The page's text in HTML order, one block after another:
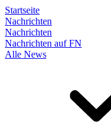
Startseite
Nachrichten
Nachrichten
Nachrichten auf FN
Alle News